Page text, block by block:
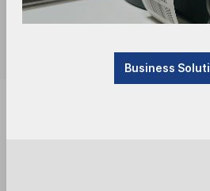
Business